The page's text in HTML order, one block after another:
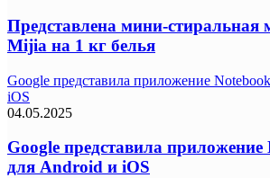
Представлена мини-
Mijia на 1 кг белья
Google представила приложение
iOS
04.05.2025
Google представила
для Android и iOS